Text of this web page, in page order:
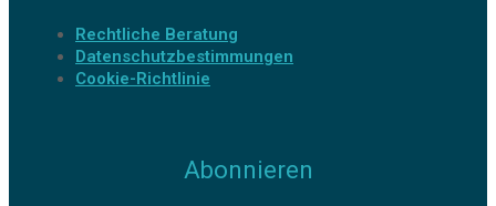
Rechtliche Beratung
Datenschutzbestimmungen
Cookie-Richtlinie
Abonnieren